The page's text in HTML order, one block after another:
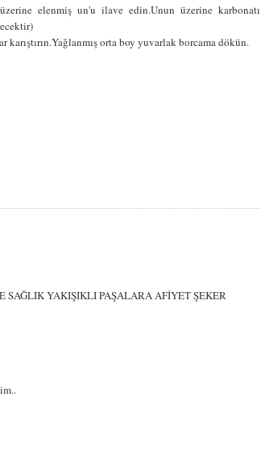
elenmiş un'u ilave edin.Unun üzerine karbonatı
orta boy yuvarlak borcama dökün.
YAKIŞIKLI PAŞALARA AFİYET ŞEKER